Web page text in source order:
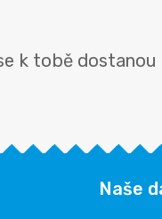
k tobě
Naše